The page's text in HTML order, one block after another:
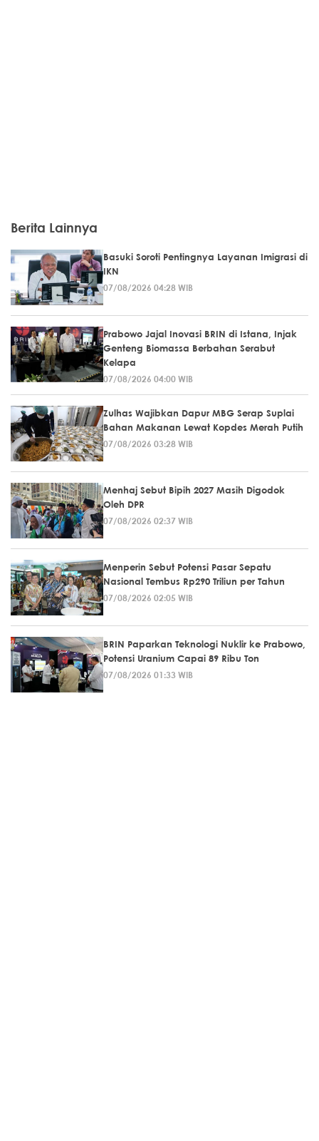
Berita Lainnya
Basuki Soroti Pentingnya Layanan Imigrasi di
IKN
07/08/2026 04:28 WIB
Prabowo Jajal Inovasi BRIN di Istana, Injak
Genteng Biomassa Berbahan Serabut
Kelapa
07/08/2026 04:00 WIB
Zulhas Wajibkan Dapur MBG Serap Suplai
Bahan Makanan Lewat Kopdes Merah Putih
07/08/2026 03:28 WIB
Menhaj Sebut Bipih 2027 Masih Digodok
Oleh DPR
07/08/2026 02:37 WIB
Menperin Sebut Potensi Pasar Sepatu
Nasional Tembus Rp290 Triliun per Tahun
07/08/2026 02:05 WIB
BRIN Paparkan Teknologi Nuklir ke Prabowo,
Potensi Uranium Capai 89 Ribu Ton
07/08/2026 01:33 WIB